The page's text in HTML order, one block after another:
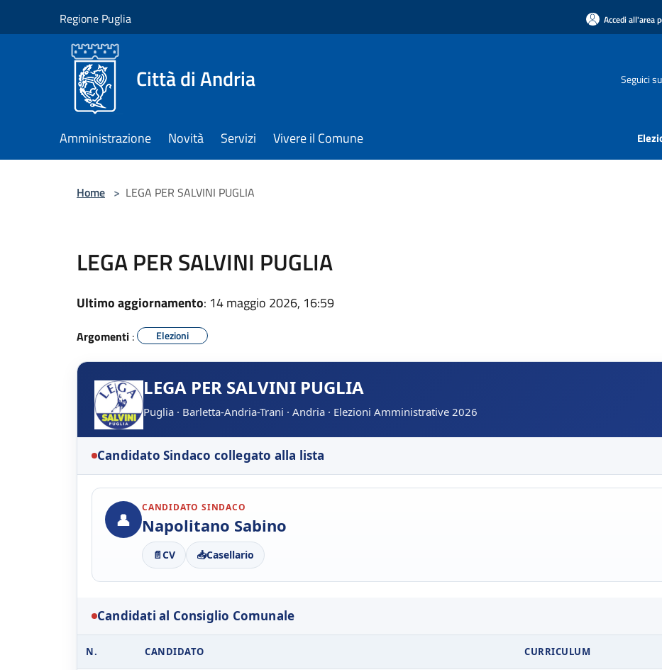
Regione Puglia Accedi all'area
Città di Andria Seguici su
Amministrazione Novità Servizi Vivere il Comune
Home > LEGA PER SALVINI PUGLIA
LEGA PER SALVINI PUGLIA
Ultimo aggiornamento: 14 maggio 2026, 16:59
Argomenti : Elezioni
LEGA PER SALVINI PUGLIA
Puglia · Barletta-Andria-Trani · Andria · Elezioni Amministrative 2026
Candidato Sindaco collegato alla lista
👤
CANDIDATO SINDACO
Napolitano Sabino
📄CV 📥Casellario
Candidati al Consiglio Comunale
N. CANDIDATO CURRICULUM